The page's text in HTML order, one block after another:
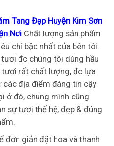
Tang Đẹp Huyện Kim Sơn
Nơi Chất lượng sản phẩm
chí bậc nhất của bên tôi.
đc chúng tôi dùng hầu
tươi rất chất lượng, đc lựa
các địa điểm đáng tin cậy
ở đó, chúng mình cũng
sự tươi thế hệ, đẹp & đúng
đơn giản đặt hoa và thanh